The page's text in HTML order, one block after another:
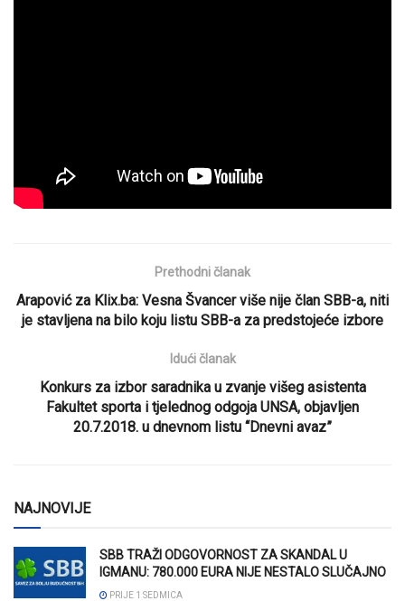
Prethodni članak
Arapović za Klix.ba: Vesna Švancer više nije član SBB-a, niti
je stavljena na bilo koju listu SBB-a za predstojeće izbore
Idući članak
Konkurs za izbor saradnika u zvanje višeg asistenta
Fakultet sporta i tjelednog odgoja UNSA, objavljen
20.7.2018. u dnevnom listu “Dnevni avaz”
NAJNOVIJE
SBB TRAŽI ODGOVORNOST ZA SKANDAL U
IGMANU: 780.000 EURA NIJE NESTALO SLUČAJNO
PRIJE 1 SEDMICA